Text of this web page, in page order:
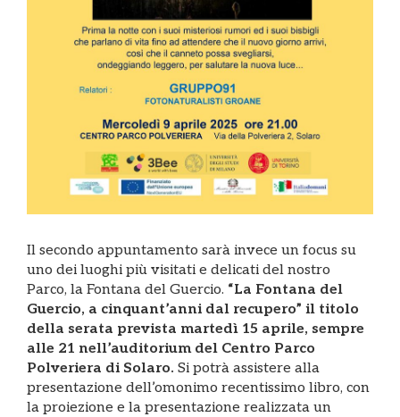
Il secondo appuntamento sarà invece un focus su
uno dei luoghi più visitati e delicati del nostro
Parco, la Fontana del Guercio. “La Fontana del
Guercio, a cinquant’anni dal recupero” il titolo
della serata prevista martedì 15 aprile, sempre
alle 21 nell’auditorium del Centro Parco
Polveriera di Solaro. Si potrà assistere alla
presentazione dell’omonimo recentissimo libro, con
la proiezione e la presentazione realizzata un